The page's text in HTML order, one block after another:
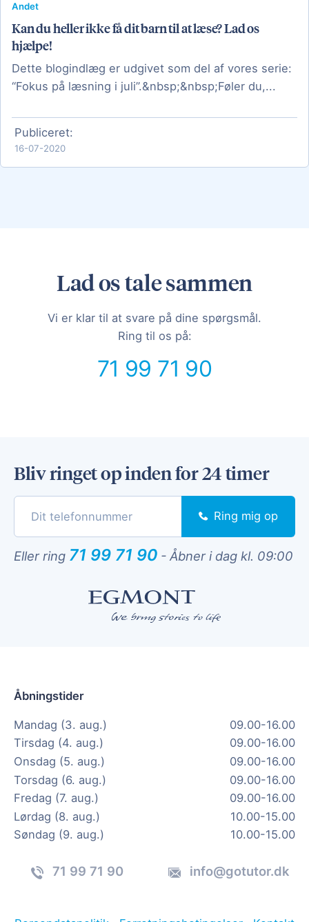
Andet
Kan du heller ikke få dit barn til at læse? Lad os
hjælpe!
Dette blogindlæg er udgivet som del af vores serie:
“Fokus på læsning i juli”.&nbsp;&nbsp;Føler du,...
Publiceret:
16-07-2020
Lad os tale sammen
Vi er klar til at svare på dine spørgsmål.
Ring til os på:
71 99 71 90
Bliv ringet op inden for 24 timer
Ring mig op
Eller ring 71 99 71 90 - Åbner i dag kl. 09:00
Åbningstider
Mandag (3. aug.)
09.00-16.00
Tirsdag (4. aug.)
09.00-16.00
Onsdag (5. aug.)
09.00-16.00
Torsdag (6. aug.)
09.00-16.00
Fredag (7. aug.)
09.00-16.00
Lørdag (8. aug.)
10.00-15.00
Søndag (9. aug.)
10.00-15.00
71 99 71 90 info@gotutor.dk